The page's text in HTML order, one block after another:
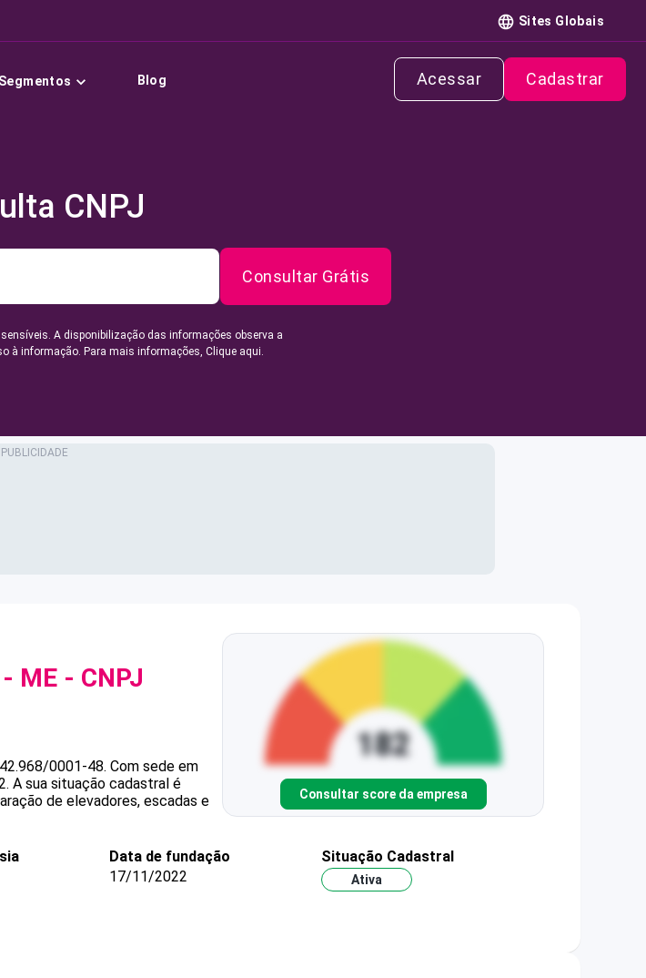
Sites Globais
Segmentos Blog Acessar Cadastrar
CNPJ
Consultar Grátis
A disponibilização das informações observa a
à informação. Para mais informações, Clique aqui.
- ME - CNPJ
0001-48. Com sede em
A sua situação cadastral é
de elevadores, escadas e
Consultar score da empresa
Data de fundação
17/11/2022
Situação Cadastral
Ativa